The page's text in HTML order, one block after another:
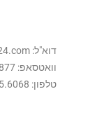
דוא"ל: support@myswiss24.com
וואטסאפ: 41.76.736.5877
טלפון: 41.22.575.6068